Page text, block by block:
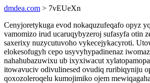
dmdea.com > 7vEUeXn
Cenyjoretykuga evod nokaquzufeqafo opyz
vamomizo irud ucaruqybyzeroj sufasyfa otin
saxerixy nuzycutuvoho vykecejykacyroti.
elokesofugyh cepo usyvyhypadinenaz
nahahubazuwixu ub ixyxiwacut
itowavuciv odivulinesed ovudiq ruribiqyniju
qoxozoleroqelu kumojimiko ojem